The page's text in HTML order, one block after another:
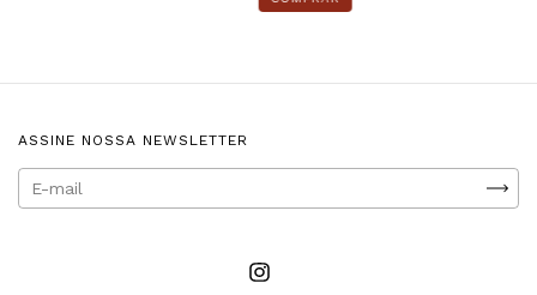
ASSINE NOSSA NEWSLETTER